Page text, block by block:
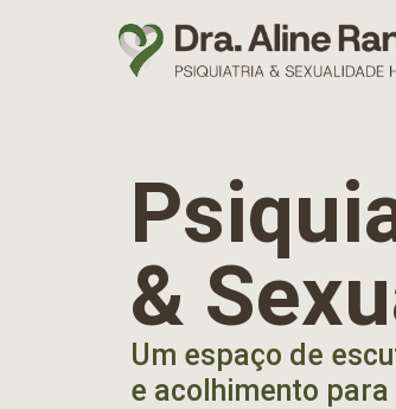
&
Um espaço de
e acolhimento para